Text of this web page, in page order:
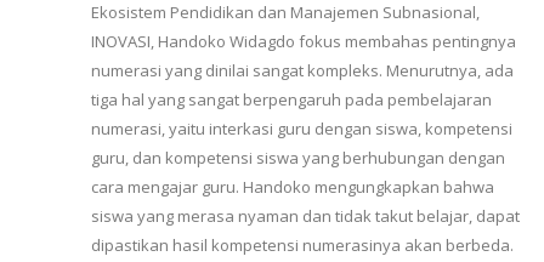
Ekosistem Pendidikan dan Manajemen Subnasional,
INOVASI, Handoko Widagdo fokus membahas pentingnya
numerasi yang dinilai sangat kompleks. Menurutnya, ada
tiga hal yang sangat berpengaruh pada pembelajaran
numerasi, yaitu interkasi guru dengan siswa, kompetensi
guru, dan kompetensi siswa yang berhubungan dengan
cara mengajar guru. Handoko mengungkapkan bahwa
siswa yang merasa nyaman dan tidak takut belajar, dapat
dipastikan hasil kompetensi numerasinya akan berbeda.